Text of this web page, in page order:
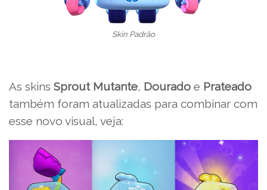
Skin Padrão
As skins Sprout Mutante, Dourado e Prateado
também foram atualizadas para combinar com
esse novo visual, veja: